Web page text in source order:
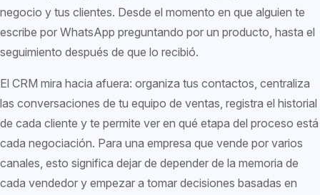
negocio y tus clientes. Desde el momento en que alguien te
escribe por WhatsApp preguntando por un producto, hasta el
seguimiento después de que lo recibió.
El CRM mira hacia afuera: organiza tus contactos, centraliza
las conversaciones de tu equipo de ventas, registra el historial
de cada cliente y te permite ver en qué etapa del proceso está
cada negociación. Para una empresa que vende por varios
canales, esto significa dejar de depender de la memoria de
cada vendedor y empezar a tomar decisiones basadas en